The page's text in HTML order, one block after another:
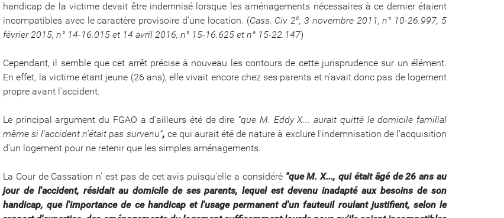
handicap de la victime devait être indemnisé lorsque les aménagements nécessaires à ce dernier étaient
incompatibles avec le caractère provisoire d'une location. (Cass. Civ 2e, 3 novembre 2011, n° 10-26.997, 5
février 2015, n° 14-16.015 et 14 avril 2016, n° 15-16.625 et n° 15-22.147)
Cependant, il semble que cet arrêt précise à nouveau les contours de cette jurisprudence sur un élément.
En effet, la victime étant jeune (26 ans), elle vivait encore chez ses parents et n'avait donc pas de logement
propre avant l'accident.
Le principal argument du FGAO a d'ailleurs été de dire "que M. Eddy X... aurait quitté le domicile familial
même si l'accident n'était pas survenu", ce qui aurait été de nature à exclure l'indemnisation de l'acquisition
d'un logement pour ne retenir que les simples aménagements.
La Cour de Cassation n' est pas de cet avis puisqu'elle a considéré "que M. X..., qui était âgé de 26 ans au
jour de l'accident, résidait au domicile de ses parents, lequel est devenu inadapté aux besoins de son
handicap, que l'importance de ce handicap et l'usage permanent d'un fauteuil roulant justifient, selon le